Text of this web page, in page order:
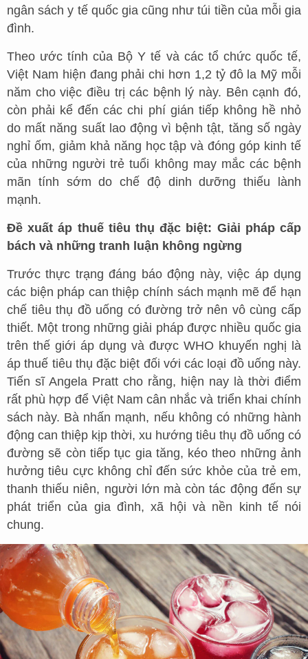
ngân sách y tế quốc gia cũng như túi tiền của mỗi gia
đình.
Theo ước tính của Bộ Y tế và các tổ chức quốc tế,
Việt Nam hiện đang phải chi hơn 1,2 tỷ đô la Mỹ mỗi
năm cho việc điều trị các bệnh lý này. Bên cạnh đó,
còn phải kể đến các chi phí gián tiếp không hề nhỏ
do mất năng suất lao động vì bệnh tật, tăng số ngày
nghỉ ốm, giảm khả năng học tập và đóng góp kinh tế
của những người trẻ tuổi không may mắc các bệnh
mãn tính sớm do chế độ dinh dưỡng thiếu lành
mạnh.
Đề xuất áp thuế tiêu thụ đặc biệt: Giải pháp cấp
bách và những tranh luận không ngừng
Trước thực trạng đáng báo động này, việc áp dụng
các biện pháp can thiệp chính sách mạnh mẽ để hạn
chế tiêu thụ đồ uống có đường trở nên vô cùng cấp
thiết. Một trong những giải pháp được nhiều quốc gia
trên thế giới áp dụng và được WHO khuyến nghị là
áp thuế tiêu thụ đặc biệt đối với các loại đồ uống này.
Tiến sĩ Angela Pratt cho rằng, hiện nay là thời điểm
rất phù hợp để Việt Nam cân nhắc và triển khai chính
sách này. Bà nhấn mạnh, nếu không có những hành
động can thiệp kịp thời, xu hướng tiêu thụ đồ uống có
đường sẽ còn tiếp tục gia tăng, kéo theo những ảnh
hưởng tiêu cực không chỉ đến sức khỏe của trẻ em,
thanh thiếu niên, người lớn mà còn tác động đến sự
phát triển của gia đình, xã hội và nền kinh tế nói
chung.